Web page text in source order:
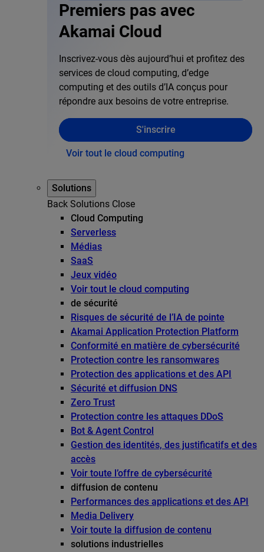
Premiers pas avec
Akamai Cloud
Inscrivez-vous dès aujourd’hui et profitez des
services de cloud computing, d’edge
computing et des outils d’IA conçus pour
répondre aux besoins de votre entreprise.
S'inscrire
Voir tout le cloud computing
Solutions
Back Solutions Close
Cloud Computing
Serverless
Médias
SaaS
Jeux vidéo
Voir tout le cloud computing
de sécurité
Risques de sécurité de l’IA de pointe
Akamai Application Protection Platform
Conformité en matière de cybersécurité
Protection contre les ransomwares
Protection des applications et des API
Sécurité et diffusion DNS
Zero Trust
Protection contre les attaques DDoS
Bot & Agent Control
Gestion des identités, des justificatifs et des
accès
Voir toute l’offre de cybersécurité
diffusion de contenu
Performances des applications et des API
Media Delivery
Voir toute la diffusion de contenu
solutions industrielles